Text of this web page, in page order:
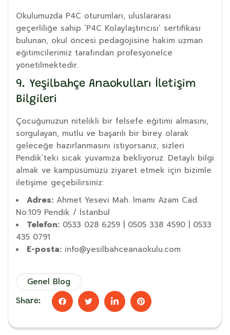
Okulumuzda P4C oturumları, uluslararası
geçerliliğe sahip ‘P4C Kolaylaştırıcısı’ sertifikası
bulunan, okul öncesi pedagojisine hakim uzman
eğitimcilerimiz tarafından profesyonelce
yönetilmektedir.
9. Yeşilbahçe Anaokulları İletişim
Bilgileri
Çocuğunuzun nitelikli bir felsefe eğitimi almasını,
sorgulayan, mutlu ve başarılı bir birey olarak
geleceğe hazırlanmasını istiyorsanız, sizleri
Pendik’teki sıcak yuvamıza bekliyoruz. Detaylı bilgi
almak ve kampüsümüzü ziyaret etmek için bizimle
iletişime geçebilirsiniz:
Adres: Ahmet Yesevi Mah. İmamı Azam Cad.
No:109 Pendik / İstanbul
Telefon: 0533 028 6259 | 0505 338 4590 | 0533
435 0791
E-posta: info@yesilbahceanaokulu.com
Genel Blog
Share: